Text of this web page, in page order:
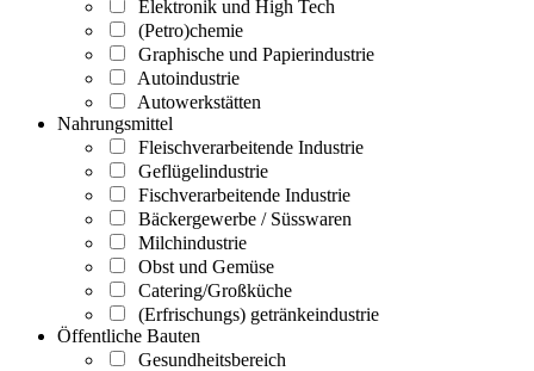
Elektronik und High Tech
(Petro)chemie
Graphische und Papierindustrie
Autoindustrie
Autowerkstätten
Nahrungsmittel
Fleischverarbeitende Industrie
Geflügelindustrie
Fischverarbeitende Industrie
Bäckergewerbe / Süsswaren
Milchindustrie
Obst und Gemüse
Catering/Großküche
(Erfrischungs) getränkeindustrie
Öffentliche Bauten
Gesundheitsbereich